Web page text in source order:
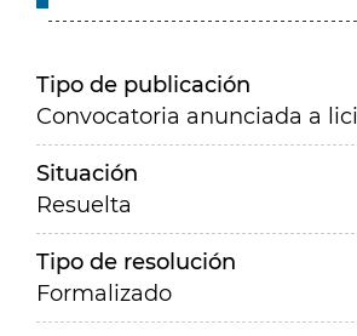
Tipo de publicación
Convocatoria anunciada a
Situación
Resuelta
Tipo de resolución
Formalizado